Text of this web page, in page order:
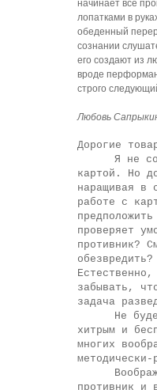
начинает все
лопатками в
обеденный
сознании
его создают из
вроде
строго
Любовь
Дорогие
Я не
картой. Но
наращивая в
работе с
проверяет
противник?
обезвредить?
забывать,
задача
Не
хитрым и
многих
противник и